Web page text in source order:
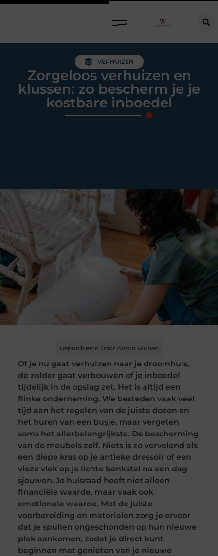
VERHUIZEN
Zorgeloos verhuizen en
klussen: zo bescherm je je
kostbare inboedel
Gepubliceerd Door Attent Wonen
Of je nu gaat verhuizen naar je droomhuis,
de zolder gaat verbouwen of je inboedel
tijdelijk in de opslag zet. Het is altijd een
flinke onderneming. We besteden vaak veel
tijd aan het regelen van de juiste dozen en
het huren van een busje, maar vergeten
soms het allerbelangrijkste. De bescherming
van de meubels zelf. Niets is zo vervelend als
een diepe kras op je antieke dressoir of een
vieze vlek op je lichte bankstel na een dag
sjouwen. Je huisraad heeft niet alleen
financiële waarde, maar vaak ook
emotionele waarde. Met de juiste
voorbereiding en materialen zorg je ervoor
dat je spullen ongeschonden op hun nieuwe
plek aankomen, zodat je direct kunt
beginnen met genieten van je nieuwe